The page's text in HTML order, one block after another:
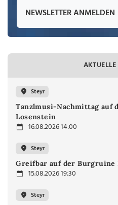
NEWSLETTER ANMELDEN
Steyr
Tanzlmusi-Nachmittag auf
Losenstein
16.08.2026 14:00
Steyr
Greifbar auf der Burgruine
15.08.2026 19:30
Steyr